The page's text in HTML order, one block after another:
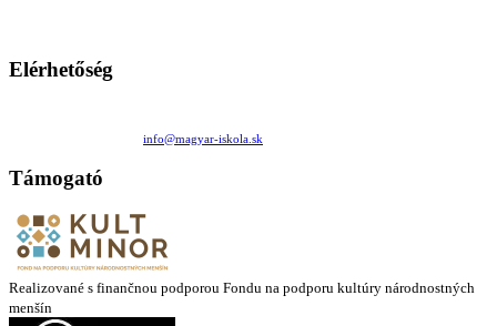
Elérhetőség
info@magyar-iskola.sk
Támogató
Realizované s finančnou podporou Fondu na podporu kultúry národnostných
menšín